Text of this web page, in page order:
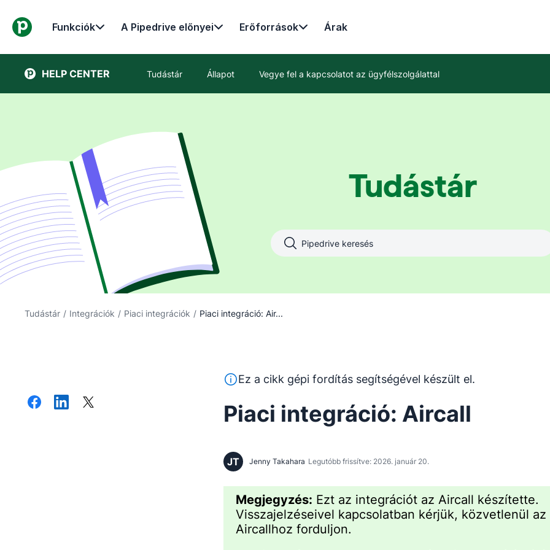
Funkciók A Pipedrive előnyei Erőforrások Árak
HELP CENTER Tudástár Állapot Vegye fel a kapcsolatot az ügyfélszolgálattal
Tudástár
Tudástár / Integrációk / Piaci integrációk / Piaci integráció: Air...
Ez a szöveg gépi fordítóeszközzel lett lefordítva angolról, és nem
Ez a cikk gépi fordítás segítségével készült el.
Piaci integráció: Aircall
JT Jenny Takahara Legutóbb frissítve: 2026. január 20.
Megjegyzés: Ezt az integrációt az Aircall készítette.
Visszajelzéseivel kapcsolatban kérjük, közvetlenül az
Aircallhoz forduljon.